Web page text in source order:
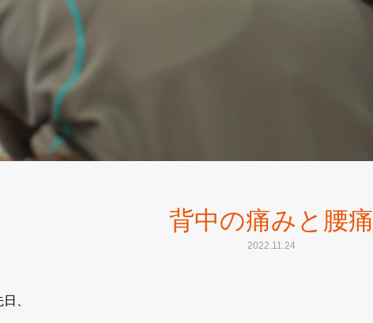
背中の痛みと腰痛
2022.11.24
日、